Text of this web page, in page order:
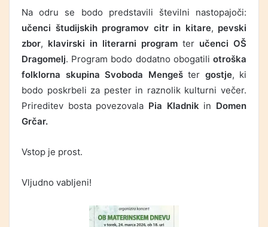
Na odru se bodo predstavili številni nastopajoči:
učenci študijskih programov citr in kitare, pevski
zbor, klavirski in literarni program ter učenci OŠ
Dragomelj. Program bodo dodatno obogatili otroška
folklorna skupina Svoboda Mengešter gostje, ki
bodo poskrbeli za pester in raznolik kulturni večer.
Prireditev bosta povezovala Pia Kladnikin Domen
Grčar.
Vstop je prost.
Vljudno vabljeni!